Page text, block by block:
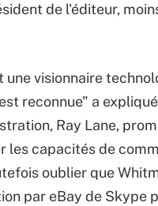
de l'éditeur,
une visionnaire
reconnue" a
Ray Lane,
les capacités de
oublier que
par eBay de Skype